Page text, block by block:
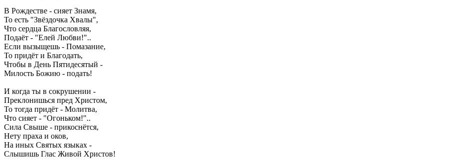
В Рождестве - сияет Знамя,
То есть "Звёздочка Хвалы",
Что сердца Благословляя,
Подаёт - "Елей Любви!"..
Если вызыщешь - Помазание,
То придёт и Благодать,
Чтобы в День Пятидесятый -
Милость Божию - подать!
И когда ты в сокрушении -
Преклонишься пред Христом,
То тогда придёт - Молитва,
Что сияет - "Огоньком!"..
Сила Свыше - прикоснётся,
Нету праха и оков,
На иных Святых языках -
Слышишь Глас Живой Христов!